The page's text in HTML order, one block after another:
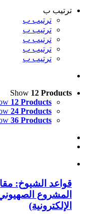
ترتيب ب
ترتيب ب
ترتيب ب
ترتيب ب
ترتيب ب
ترتيب ب
Show 12 Products
12 Products
24 Products
36 Products
قواعد الشيوخ:
الإلكترونية)